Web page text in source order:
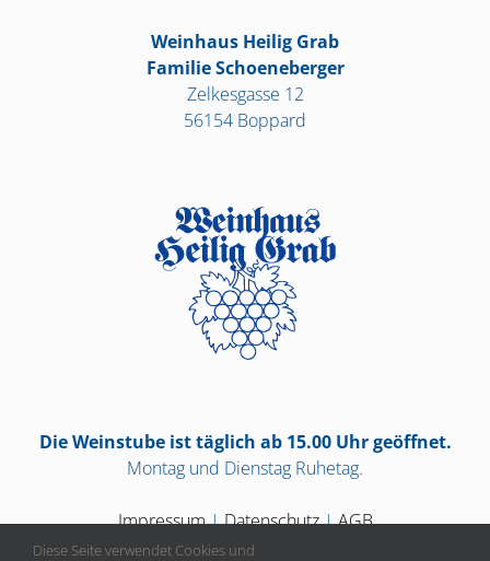
Weinhaus Heilig Grab
Familie Schoeneberger
Zelkesgasse 12
56154 Boppard
Die Weinstube ist täglich ab 15.00 Uhr geöffnet.
Montag und Dienstag Ruhetag.
Impressum|Datenschutz|AGB
Diese Seite verwendet Cookies und